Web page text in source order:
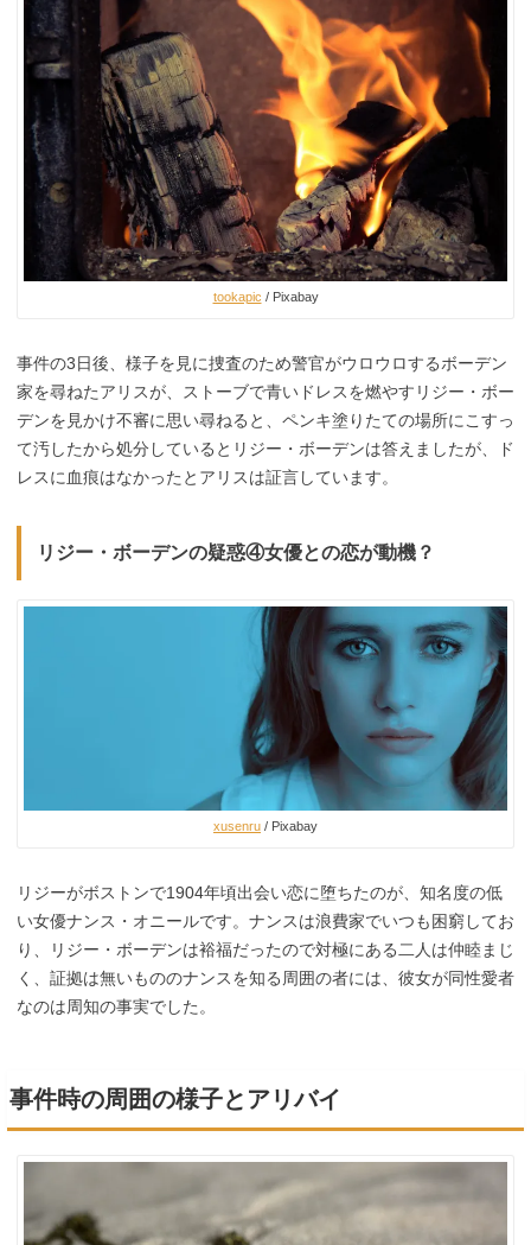
tookapic / Pixabay
事件の3日後、様子を見に捜査のため警官がウロウロするボーデン
家を尋ねたアリスが、ストーブで青いドレスを燃やすリジー・ボー
デンを見かけ不審に思い尋ねると、ペンキ塗りたての場所にこすっ
て汚したから処分しているとリジー・ボーデンは答えましたが、ド
レスに血痕はなかったとアリスは証言しています。
リジー・ボーデンの疑惑④女優との恋が動機？
xusenru / Pixabay
リジーがボストンで1904年頃出会い恋に堕ちたのが、知名度の低
い女優ナンス・オニールです。ナンスは浪費家でいつも困窮してお
り、リジー・ボーデンは裕福だったので対極にある二人は仲睦まじ
く、証拠は無いもののナンスを知る周囲の者には、彼女が同性愛者
なのは周知の事実でした。
事件時の周囲の様子とアリバイ